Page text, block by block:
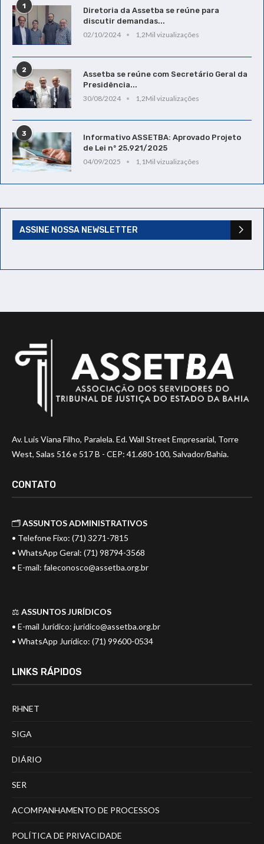
1
Diretoria da Assetba se reúne para
discutir demandas...
02/10/2024
1,2Mil vizualizações
2
Assetba se reúne com Secretário Geral da
Presidência...
30/08/2024
1,2Mil vizualizações
3
Informativo ASSETBA: Aprovado Projeto
de Lei nº 25.921/2025
04/09/2025
1,1Mil vizualizações
ASSINE NOSSA NEWSLETTER
Av. Luis Viana Filho, Paralela. Ed. Wall Street Empresarial, Torre
West, Salas 516 e 517 B - CEP: 41.680-100, Salvador/Bahia.
CONTATO
🗂️ASSUNTOS ADMINISTRATIVOS
• Telefone Fixo: (71) 3271-7815
• WhatsApp Geral: (71) 98794-3568
• E-mail: faleconosco@assetba.org.br
⚖️ ASSUNTOS JURÍDICOS
• E-mail Jurídico: juridico@assetba.org.br
• WhatsApp Jurídico: (71) 99600-0534
LINKS RÁPIDOS
RHNET
SIGA
DIÁRIO
SER
ACOMPANHAMENTO DE PROCESSOS
POLÍTICA DE PRIVACIDADE